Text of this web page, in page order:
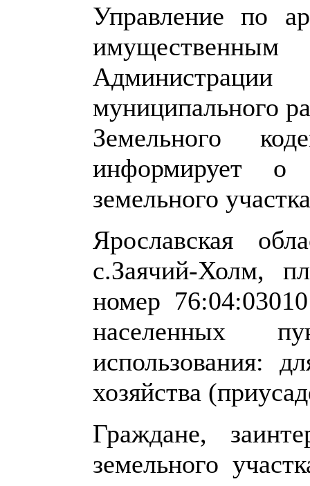
Управление по
муниципального
Земельного
информирует о
земельного
Ярославская
с.Заячий-Холм,
номер
населенных
использования:
хозяйства
Граждане,
земельного